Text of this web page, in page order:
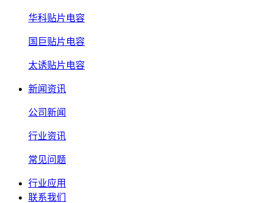
华科贴片电容
国巨贴片电容
太诱贴片电容
新闻资讯
公司新闻
行业资讯
常见问题
行业应用
联系我们